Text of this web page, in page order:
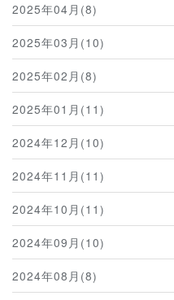
2025年04月(8)
2025年03月(10)
2025年02月(8)
2025年01月(11)
2024年12月(10)
2024年11月(11)
2024年10月(11)
2024年09月(10)
2024年08月(8)